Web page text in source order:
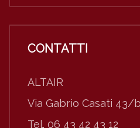
CONTATTI
ALTAIR
Via Gabrio Casati 43/
Tel. 06 43 42 43 12